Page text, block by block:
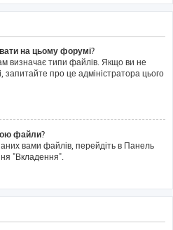
на цьому форумі?
визначає типи файлів. Якщо ви не
запитайте про це адміністратора цього
файли?
вами файлів, перейдіть в Панель
"Вкладення".